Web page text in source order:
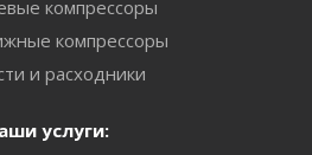
компрессоры
компрессоры
и расходники
услуги: